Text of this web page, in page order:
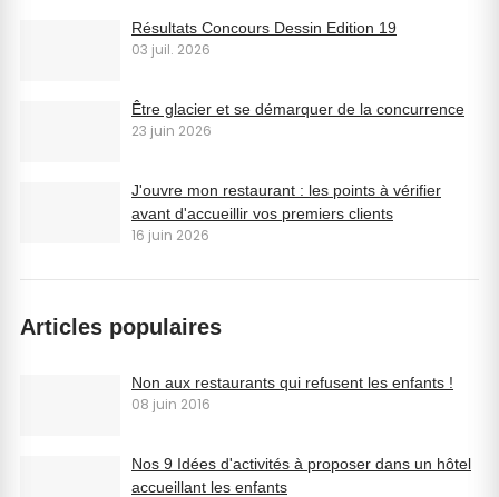
Résultats Concours Dessin Edition 19
03 juil. 2026
Être glacier et se démarquer de la concurrence
23 juin 2026
J'ouvre mon restaurant : les points à vérifier
avant d'accueillir vos premiers clients
16 juin 2026
Articles populaires
Non aux restaurants qui refusent les enfants !
08 juin 2016
Nos 9 Idées d'activités à proposer dans un hôtel
accueillant les enfants